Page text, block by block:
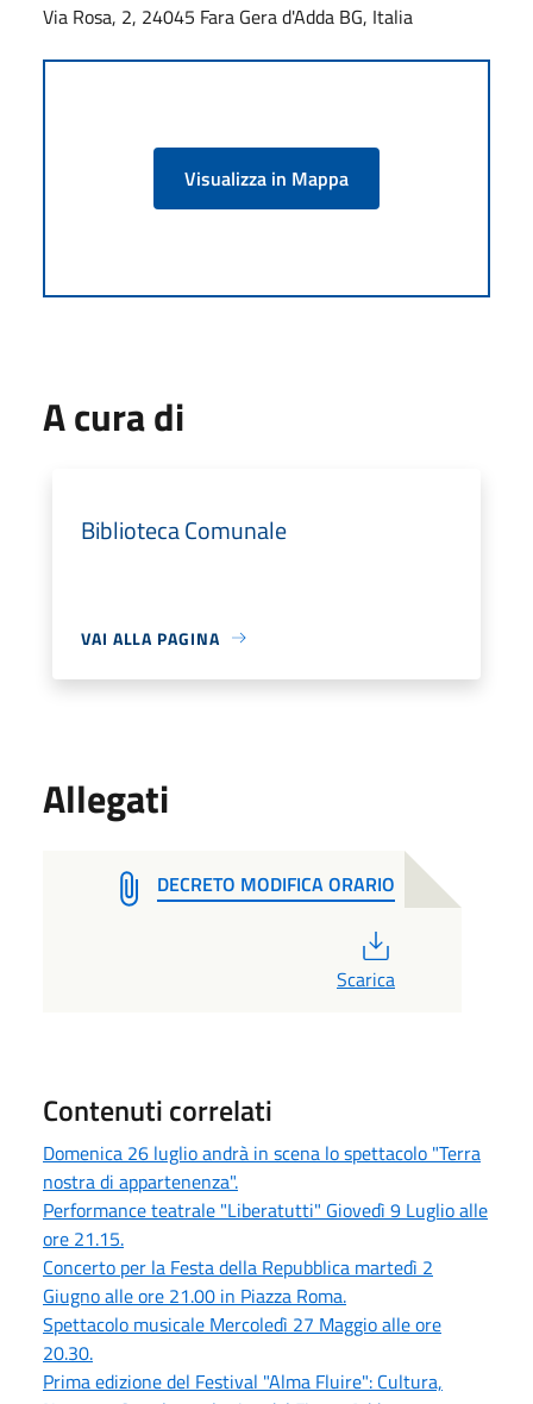
Via Rosa, 2, 24045 Fara Gera d'Adda BG, Italia
Visualizza in Mappa
A cura di
Biblioteca Comunale
VAI ALLA PAGINA
Allegati
DECRETO MODIFICA ORARIO
Scarica
Contenuti correlati
Domenica 26 luglio andrà in scena lo spettacolo "Terra
nostra di appartenenza".
Performance teatrale "Liberatutti" Giovedì 9 Luglio alle
ore 21.15.
Concerto per la Festa della Repubblica martedì 2
Giugno alle ore 21.00 in Piazza Roma.
Spettacolo musicale Mercoledì 27 Maggio alle ore
20.30.
Prima edizione del Festival "Alma Fluire": Cultura,